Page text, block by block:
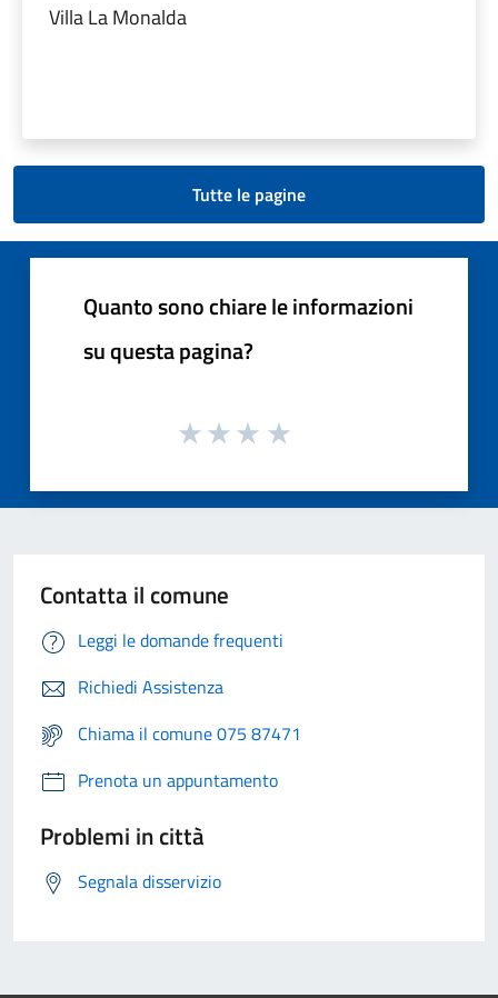
Villa La Monalda
Tutte le pagine
Quanto sono chiare le informazioni
su questa pagina?
Contatta il comune
Leggi le domande frequenti
Richiedi Assistenza
Chiama il comune 075 87471
Prenota un appuntamento
Problemi in città
Segnala disservizio